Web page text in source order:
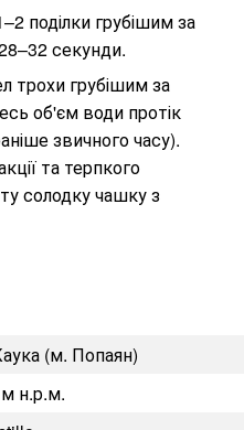
поділки грубішим за
секунди.
трохи грубішим за
об'єм води протік
звичного часу).
та терпкого
солодку чашку з
(м. Попаян)
н.р.м.